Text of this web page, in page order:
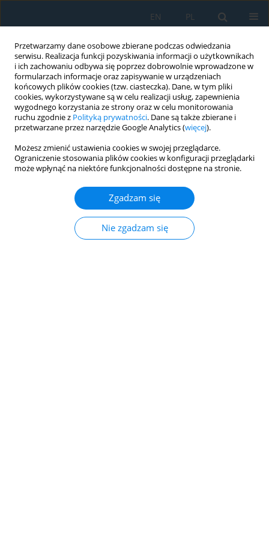
Przetwarzamy dane osobowe zbierane podczas odwiedzania
serwisu. Realizacja funkcji pozyskiwania informacji o użytkownikach
i ich zachowaniu odbywa się poprzez dobrowolnie wprowadzone w
formularzach informacje oraz zapisywanie w urządzeniach
końcowych plików cookies (tzw. ciasteczka). Dane, w tym pliki
cookies, wykorzystywane są w celu realizacji usług, zapewnienia
wygodnego korzystania ze strony oraz w celu monitorowania
ruchu zgodnie z Polityką prywatności. Dane są także zbierane i
przetwarzane przez narzędzie Google Analytics (więcej).
Możesz zmienić ustawienia cookies w swojej przeglądarce.
Ograniczenie stosowania plików cookies w konfiguracji przeglądarki
może wpłynąć na niektóre funkcjonalności dostępne na stronie.
Zgadzam się
Nie zgadzam się
PL
EN
AutorAnna Jakubczyk-
Gałczyńska
assessment of traffic-induced vibrations in
residential buildings
Anna Jakubczyk-Gałczyńska,Agata Siemaszko